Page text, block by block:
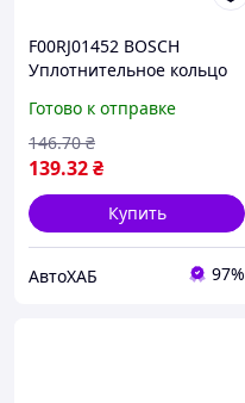
F00RJ01452 BOSCH
Уплотнительное кольцо
Готово к отправке
139.32₴
146.70 ₴
Купить
АвтоХАБ 97%